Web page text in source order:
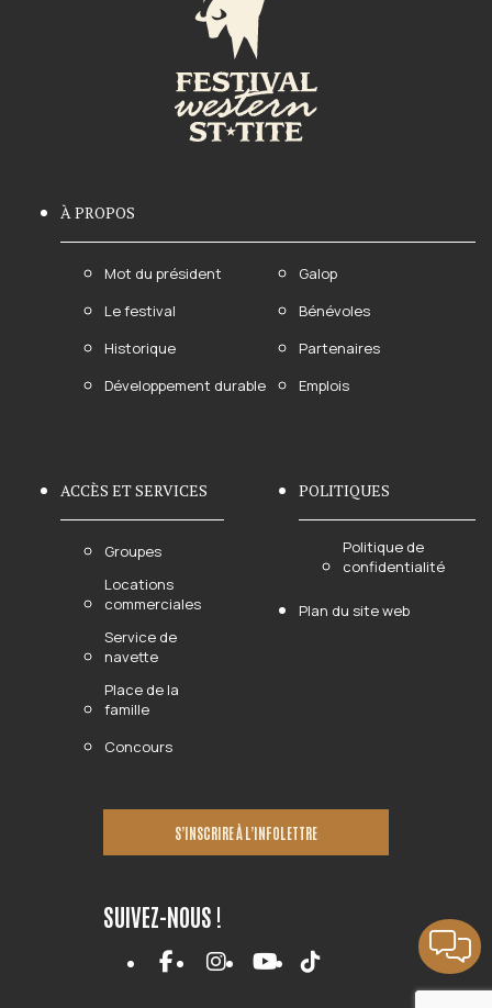
À PROPOS
Mot du président
Le festival
Historique
Développement durable
Galop
Bénévoles
Partenaires
Emplois
ACCÈS ET SERVICES
Groupes
Locations
commerciales
Service de
navette
Place de la
famille
Concours
POLITIQUES
Politique de
confidentialité
Plan du site web
S’INSCRIRE À L’INFOLETTRE
SUIVEZ-NOUS !